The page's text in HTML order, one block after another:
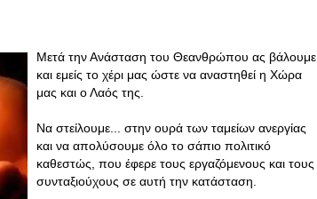
Μετά την Ανάσταση του Θεανθρώπου ας βάλουμε
και εμείς το χέρι μας ώστε να αναστηθεί η Χώρα
μας και ο Λαός της.
Να στείλουμε... στην ουρά των ταμείων ανεργίας
και να απολύσουμε όλο το σάπιο πολιτικό
καθεστώς, που έφερε τους εργαζόμενους και τους
συνταξιούχους σε αυτή την κατάσταση.